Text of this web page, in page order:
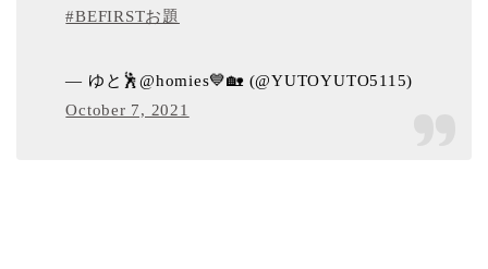
#BEFIRSTお題
— ゆと🕺@homies💙🏡 (@YUTOYUTO5115)
October 7, 2021